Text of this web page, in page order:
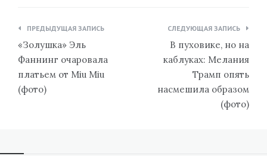
Навигация
по
записям
ПРЕДЫДУЩАЯ ЗАПИСЬ
«Золушка» Эль
Фаннинг очаровала
платьем от Miu Miu
(фото)
СЛЕДУЮЩАЯ ЗАПИСЬ
В пуховике, но на
каблуках: Мелания
Трамп опять
насмешила образом
(фото)